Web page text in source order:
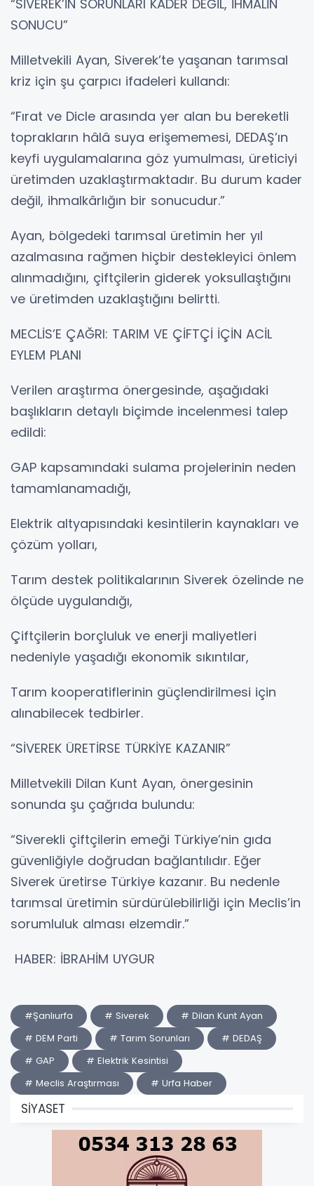
“SİVEREK’İN SORUNLARI KADER DEĞİL, İHMALİN
SONUCU”
Milletvekili Ayan, Siverek’te yaşanan tarımsal
kriz için şu çarpıcı ifadeleri kullandı:
“Fırat ve Dicle arasında yer alan bu bereketli
toprakların hâlâ suya erişememesi, DEDAŞ’ın
keyfi uygulamalarına göz yumulması, üreticiyi
üretimden uzaklaştırmaktadır. Bu durum kader
değil, ihmalkârlığın bir sonucudur.”
Ayan, bölgedeki tarımsal üretimin her yıl
azalmasına rağmen hiçbir destekleyici önlem
alınmadığını, çiftçilerin giderek yoksullaştığını
ve üretimden uzaklaştığını belirtti.
MECLİS’E ÇAĞRI: TARIM VE ÇİFTÇİ İÇİN ACİL
EYLEM PLANI
Verilen araştırma önergesinde, aşağıdaki
başlıkların detaylı biçimde incelenmesi talep
edildi:
GAP kapsamındaki sulama projelerinin neden
tamamlanamadığı,
Elektrik altyapısındaki kesintilerin kaynakları ve
çözüm yolları,
Tarım destek politikalarının Siverek özelinde ne
ölçüde uygulandığı,
Çiftçilerin borçluluk ve enerji maliyetleri
nedeniyle yaşadığı ekonomik sıkıntılar,
Tarım kooperatiflerinin güçlendirilmesi için
alınabilecek tedbirler.
“SİVEREK ÜRETİRSE TÜRKİYE KAZANIR”
Milletvekili Dilan Kunt Ayan, önergesinin
sonunda şu çağrıda bulundu:
“Siverekli çiftçilerin emeği Türkiye’nin gıda
güvenliğiyle doğrudan bağlantılıdır. Eğer
Siverek üretirse Türkiye kazanır. Bu nedenle
tarımsal üretimin sürdürülebilirliği için Meclis’in
sorumluluk alması elzemdir.”
HABER: İBRAHİM UYGUR
#Şanlıurfa # Siverek
# Dilan Kunt Ayan
# DEM Parti
# Tarım Sorunları
# DEDAŞ
# GAP
# Elektrik Kesintisi
# Meclis Araştırması
# Urfa Haber
SİYASET